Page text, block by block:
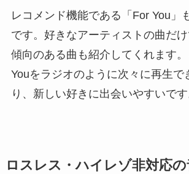
レコメンド機能である「For You」
です。好きなアーティストの曲だ
傾向のある曲も紹介してくれます
Youをラジオのように次々に再生で
り、新しい好きに出会いやすいです
ロスレス・ハイレゾ非対応